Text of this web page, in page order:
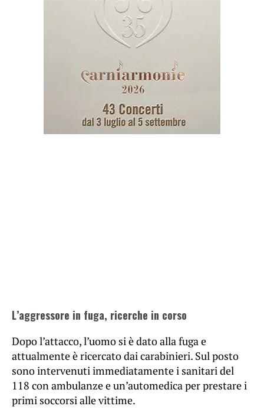
L’aggressore in fuga, ricerche in corso
Dopo l’attacco, l’uomo si è dato alla fuga e
attualmente è ricercato dai carabinieri. Sul posto
sono intervenuti immediatamente i sanitari del
118 con ambulanze e un’automedica per prestare i
primi soccorsi alle vittime.